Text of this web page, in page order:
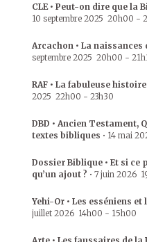
CLE • Peut-on dire que la
10 septembre 2025 20h00 -
Arcachon • La
septembre 2025 20h00 -
RAF • La fabuleuse
2025 22h00 - 23h30
DBD • Ancien Testament,
textes bibliques • 14 mai
Dossier Biblique • Et si ce
qu’un ajout ? • 7 juin 2026
Yehi-Or • Les esséniens
juillet 2026 14h00 - 15h00